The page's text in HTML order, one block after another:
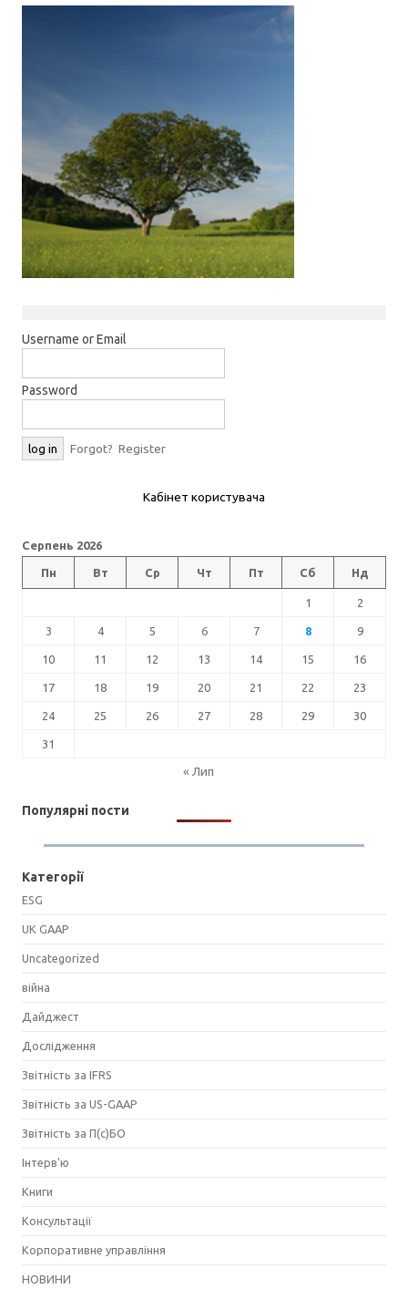
Username or Email
Password
Forgot? Register
Кабінет користувача
Серпень 2026
Пн Вт Ср Чт Пт Сб Нд
1 2
3 4 5 6 7 8 9
10 11 12 13 14 15 16
17 18 19 20 21 22 23
24 25 26 27 28 29 30
31
« Лип
Популярні пости
Категорії
ESG
UK GAAP
Uncategorized
війна
Дайджест
Дослідження
Звітність за IFRS
Звітність за US-GAAP
Звітність за П(с)БО
Інтерв'ю
Книги
Консультації
Корпоративне управління
НОВИНИ